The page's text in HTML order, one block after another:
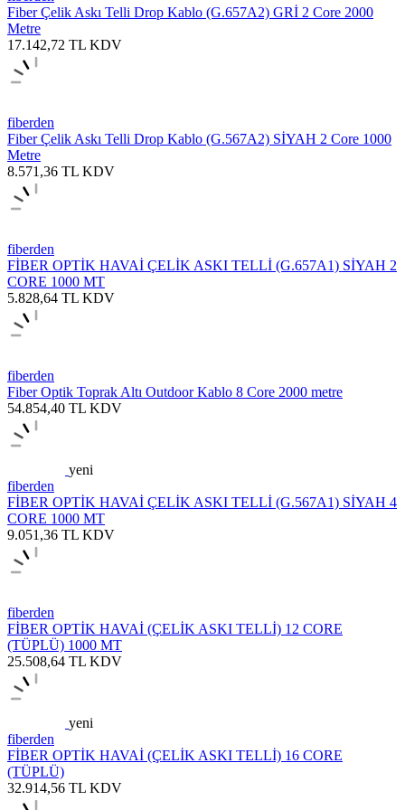
Fiber Çelik Askı Telli Drop Kablo (G.657A2) GRİ 2 Core 2000
Metre
17.142,72 TL KDV
fiberden
Fiber Çelik Askı Telli Drop Kablo (G.567A2) SİYAH 2 Core 1000
Metre
8.571,36 TL KDV
fiberden
FİBER OPTİK HAVAİ ÇELİK ASKI TELLİ (G.657A1) SİYAH 2
CORE 1000 MT
5.828,64 TL KDV
fiberden
Fiber Optik Toprak Altı Outdoor Kablo 8 Core 2000 metre
54.854,40 TL KDV
yeni
fiberden
FİBER OPTİK HAVAİ ÇELİK ASKI TELLİ (G.567A1) SİYAH 4
CORE 1000 MT
9.051,36 TL KDV
fiberden
FİBER OPTİK HAVAİ (ÇELİK ASKI TELLİ) 12 CORE
(TÜPLÜ) 1000 MT
25.508,64 TL KDV
yeni
fiberden
FİBER OPTİK HAVAİ (ÇELİK ASKI TELLİ) 16 CORE
(TÜPLÜ)
32.914,56 TL KDV